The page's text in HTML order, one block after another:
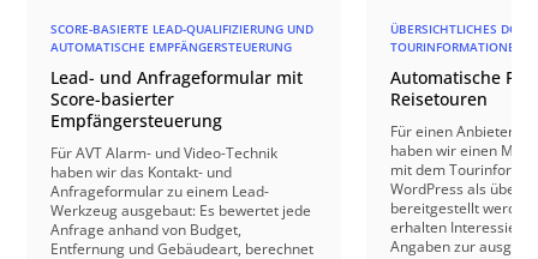
SCORE-BASIERTE LEAD-QUALIFIZIERUNG UND
AUTOMATISCHE EMPFÄNGERSTEUERUNG
Lead- und Anfrageformular mit
Score-basierter
Empfängersteuerung
Für AVT Alarm- und Video-Technik
haben wir das Kontakt- und
Anfrageformular zu einem Lead-
Werkzeug ausgebaut: Es bewertet jede
Anfrage anhand von Budget,
Entfernung und Gebäudeart, berechnet
ÜBERSICHTLICHES
TOURINFORMATIONEN
Automatische
Reisetouren
Für einen Anbieter
haben wir einen
mit dem
WordPress als
bereitgestellt werden
erhalten
Angaben zur